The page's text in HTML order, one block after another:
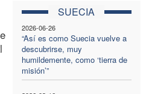
SUECIA
2026-06-26
“Así es como Suecia vuelve a
descubrirse, muy
humildemente, como ‘tierra de
misión’”